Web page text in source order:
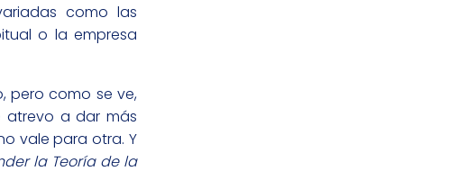
como las
o la empresa
pero como se ve,
atrevo a dar más
vale para otra. Y
la Teoría de la